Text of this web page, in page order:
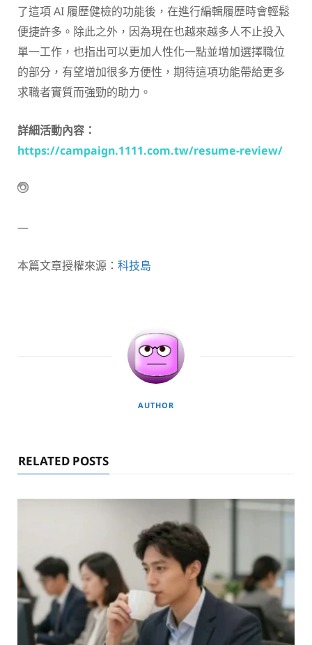
了這項 AI 履歷健檢的功能後，在進行編輯履歷時會輕鬆
便捷許多。除此之外，因為現在也越來越多人不止投入
單一工作，也指出可以更加人性化一點並增加選擇職位
的部分，有望增加很多方便性，期待這項功能帶給更多
求職者實質而強勁的助力。
詳細活動內容：
https://campaign.1111.com.tw/resume-review/
—
本篇文章授權來源： 科技島
AUTHOR
RELATED POSTS